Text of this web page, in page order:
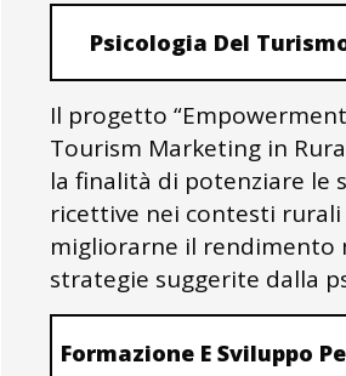
Psicologia Del
Il progetto
Tourism Marketing in
la finalità di potenziare le
ricettive nei contesti rurali
migliorarne il rendimento
strategie suggerite dalla
Formazione E Sviluppo